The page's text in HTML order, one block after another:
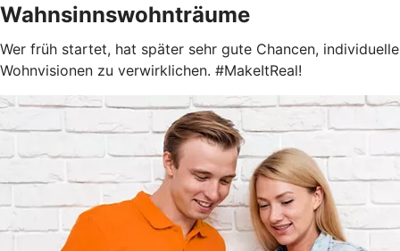
Wahnsinnswohnträume
Wer früh startet, hat später sehr gute Chancen, individuelle
Wohnvisionen zu verwirklichen. #MakeItReal!